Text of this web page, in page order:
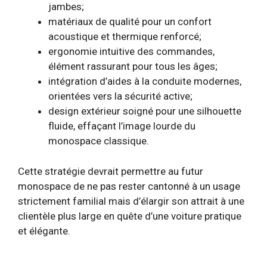
jambes;
matériaux de qualité pour un confort
acoustique et thermique renforcé;
ergonomie intuitive des commandes,
élément rassurant pour tous les âges;
intégration d’aides à la conduite modernes,
orientées vers la sécurité active;
design extérieur soigné pour une silhouette
fluide, effaçant l’image lourde du
monospace classique.
Cette stratégie devrait permettre au futur
monospace de ne pas rester cantonné à un usage
strictement familial mais d’élargir son attrait à une
clientèle plus large en quête d’une voiture pratique
et élégante.